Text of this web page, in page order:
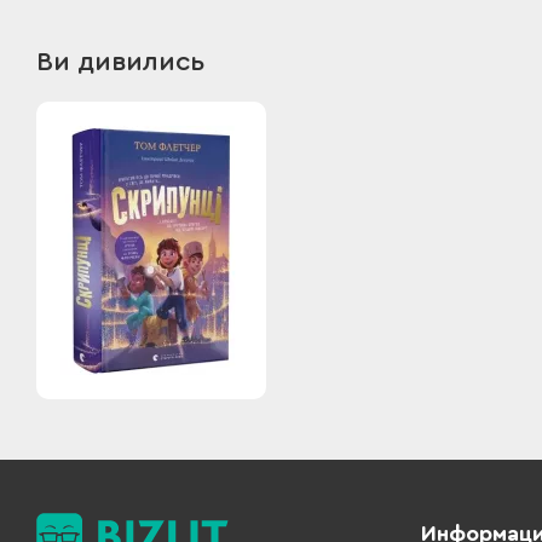
Ви дивились